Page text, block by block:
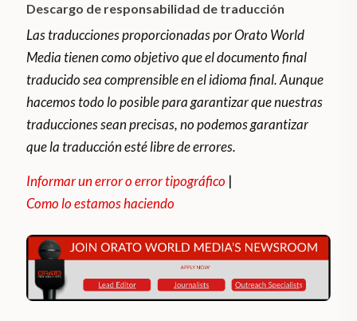
Descargo de responsabilidad de traducción
Las traducciones proporcionadas por Orato World
Media tienen como objetivo que el documento final
traducido sea comprensible en el idioma final. Aunque
hacemos todo lo posible para garantizar que nuestras
traducciones sean precisas, no podemos garantizar
que la traducción esté libre de errores.
Informar un error o error tipográfico |
Como lo estamos haciendo